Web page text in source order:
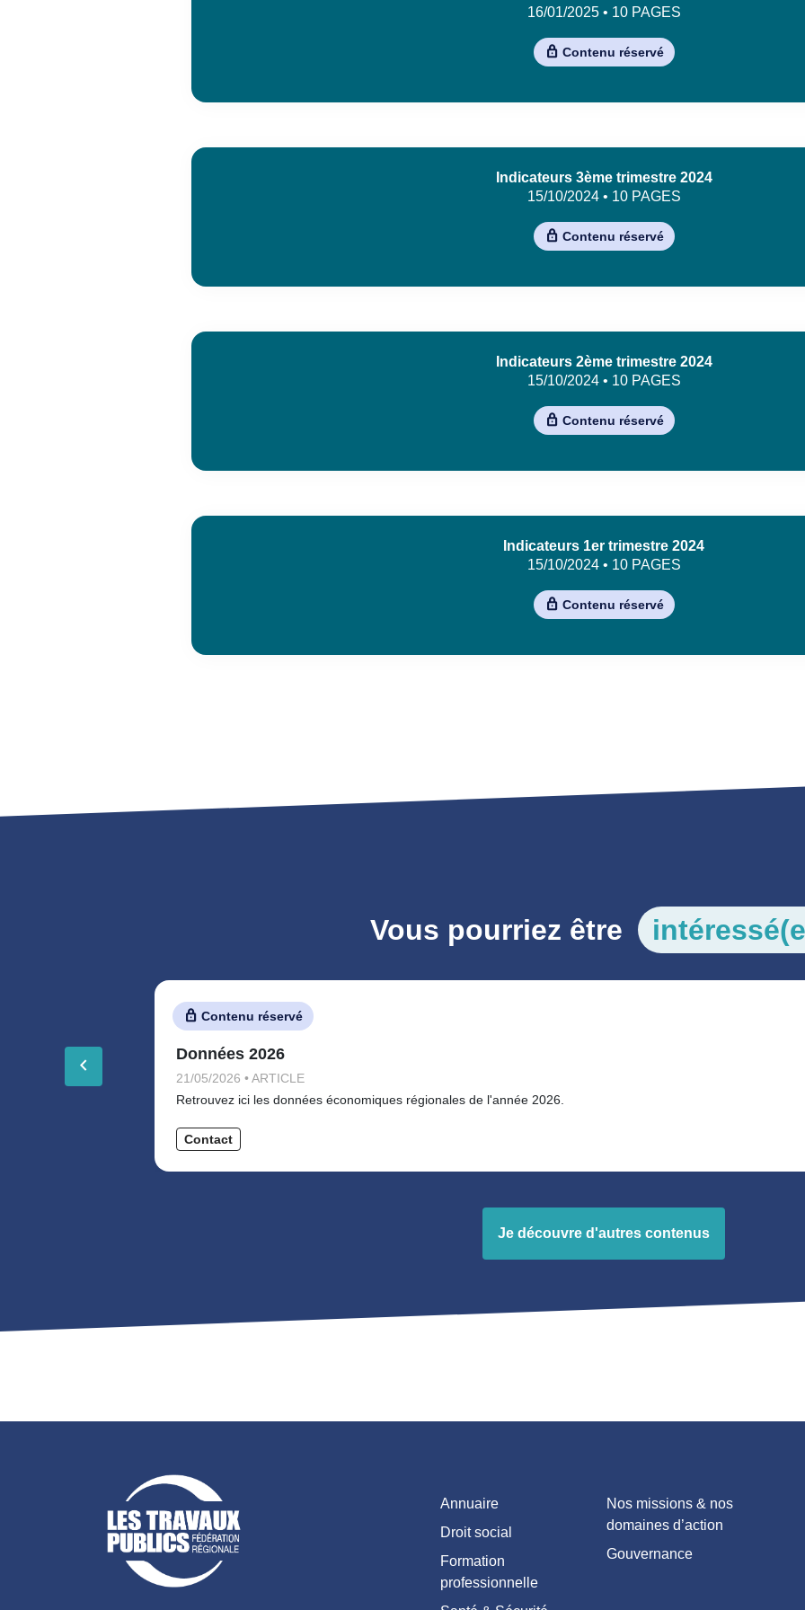
16/01/2025 • 10 PAGES
Contenu réservé
Indicateurs 3ème trimestre 2024
15/10/2024 • 10 PAGES
Contenu réservé
Indicateurs 2ème trimestre 2024
15/10/2024 • 10 PAGES
Contenu réservé
Indicateurs 1er trimestre 2024
15/10/2024 • 10 PAGES
Contenu réservé
Vous pourriez être
keyboard_arrow_left
Contenu réservé
Données 2026
21/05/2026 • ARTICLE
Retrouvez ici les données économiques régionales de l'année 2026.
Contact
Je découvre d'autres contenus
Annuaire
Droit social
Formation
professionnelle
Nos missions & nos
domaines d’action
Gouvernance